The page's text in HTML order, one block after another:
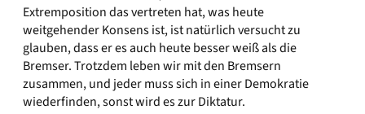
Extremposition das vertreten hat, was heute
weitgehender Konsens ist, ist natürlich versucht zu
glauben, dass er es auch heute besser weiß als die
Bremser. Trotzdem leben wir mit den Bremsern
zusammen, und jeder muss sich in einer Demokratie
wiederfinden, sonst wird es zur Diktatur.